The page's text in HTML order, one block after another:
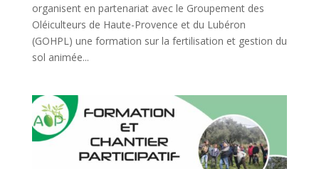
organisent en partenariat avec le Groupement des
Oléiculteurs de Haute-Provence et du Lubéron
(GOHPL) une formation sur la fertilisation et gestion du
sol animée...